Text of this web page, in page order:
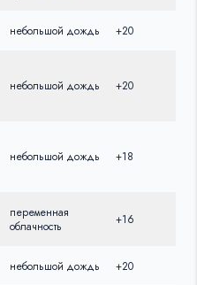
небольшой дождь +20
небольшой дождь +20
небольшой дождь +18
переменная
облачность
+16
небольшой дождь +20